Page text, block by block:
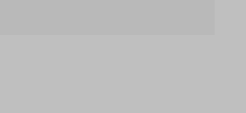
элементов двери на 360*
текстурой. Не остаются